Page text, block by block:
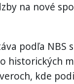
na nové
podľa NBS
historických
kde